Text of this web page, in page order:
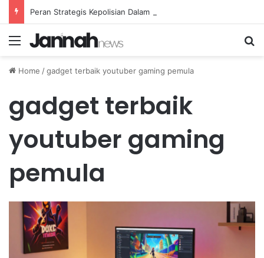
Menu
Home /gadget terbaik youtuber gaming pemula
gadget terbaik
youtuber gaming
pemula